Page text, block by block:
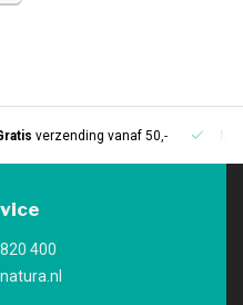
verzending vanaf 50,-
400